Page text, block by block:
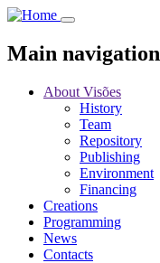
Skip
main
content
Main navigation
About Visões
History
Team
Repository
Publishing
Environment
Financing
Creations
Programming
News
Contacts